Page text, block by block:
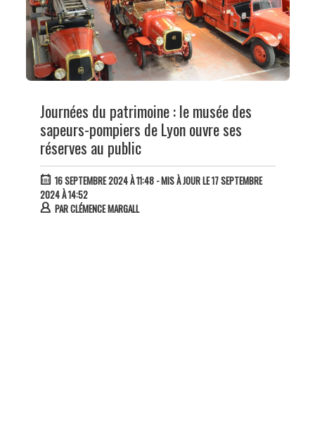
Journées du patrimoine : le musée des
sapeurs-pompiers de Lyon ouvre ses
réserves au public
16 SEPTEMBRE 2024 À 11:48- MIS À JOUR LE 17 SEPTEMBRE
2024 À 14:52
PARCLÉMENCE MARGALL